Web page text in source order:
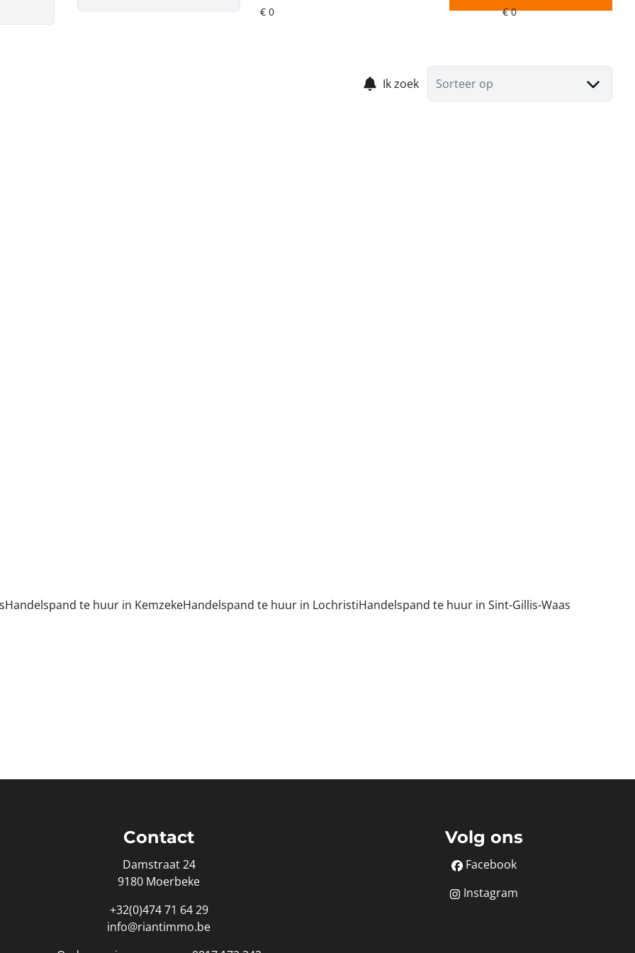
Ik zoek Sorteer op
Handelspand te huur in KemzekeHandelspand te huur in LochristiHandelspand te huur in Sint-Gillis-Waas
Contact
Damstraat 24
9180 Moerbeke
+32(0)474 71 64 29
info@riantimmo.be
Volg ons
Facebook
Instagram